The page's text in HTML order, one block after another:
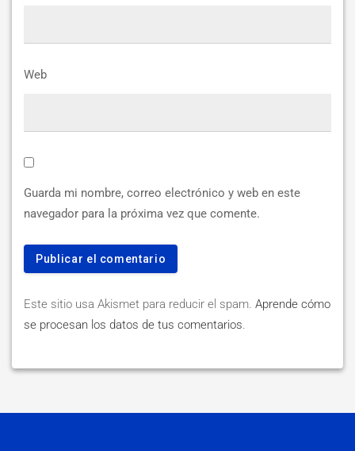
Web
Guarda mi nombre, correo electrónico y web en este
navegador para la próxima vez que comente.
Este sitio usa Akismet para reducir el spam. Aprende cómo
se procesan los datos de tus comentarios.